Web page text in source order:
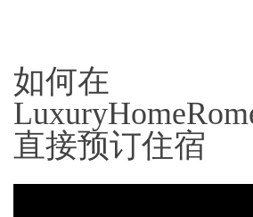
如何在
直接预订住宿